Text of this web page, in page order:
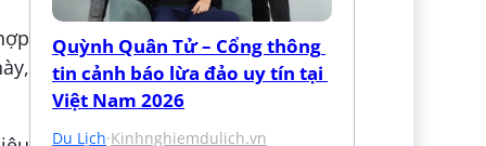
Quỳnh Quân Tử – Cổng thông
tin cảnh báo lừa đảo uy tín tại
Việt Nam 2026
Du Lịch·Kinhnghiemdulich.vn